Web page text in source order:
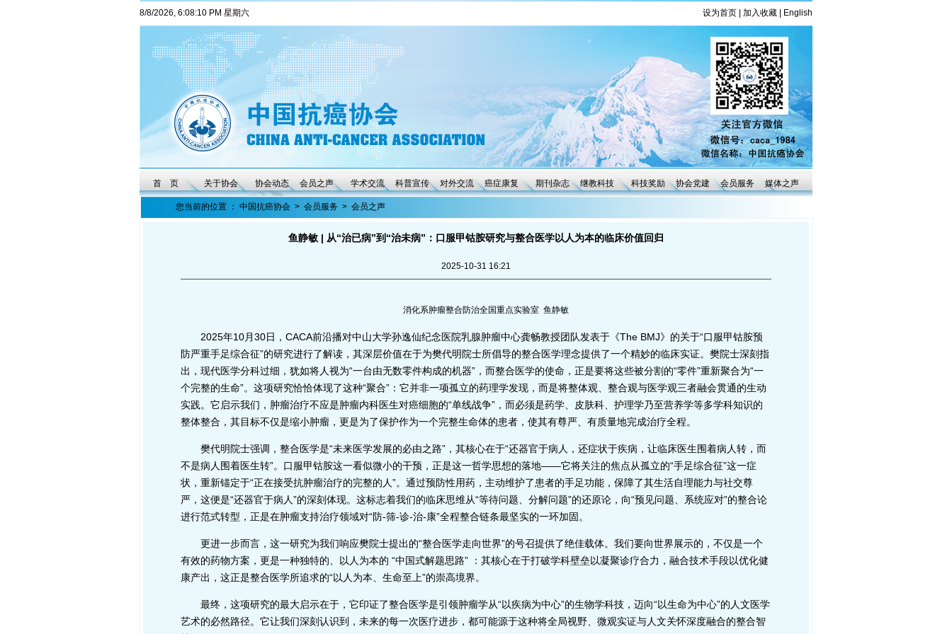
8/8/2026, 6:08:10 PM 星期六 设为首页 加入收藏 English
首 页 关于协会 协会动态 会员之声 学术交流 科普宣传 对外交流 癌症康复 期刊杂志 继教科技 科技奖励 协会党建 会员服务 媒体之声
您当前的位置 ： 中国抗癌协会 > 会员服务 > 会员之声
鱼静敏 | 从“治已病”到“治未病”：口服甲钴胺研究与整合医学以人为本的临床价值回归
2025-10-31 16:21
消化系肿瘤整合防治全国重点实验室 鱼静敏
2025年10月30日，CACA前沿播对中山大学孙逸仙纪念医院乳腺肿瘤中心龚畅教授团队发表于《The BMJ》的关于“口服甲钴胺预
防严重手足综合征”的研究进行了解读，其深层价值在于为樊代明院士所倡导的整合医学理念提供了一个精妙的临床实证。樊院士深刻指
出，现代医学分科过细，犹如将人视为“一台由无数零件构成的机器”，而整合医学的使命，正是要将这些被分割的“零件”重新聚合为“一
个完整的生命”。这项研究恰恰体现了这种“聚合”：它并非一项孤立的药理学发现，而是将整体观、整合观与医学观三者融会贯通的生动
实践。它启示我们，肿瘤治疗不应是肿瘤内科医生对癌细胞的“单线战争”，而必须是药学、皮肤科、护理学乃至营养学等多学科知识的
整体整合，其目标不仅是缩小肿瘤，更是为了保护作为一个完整生命体的患者，使其有尊严、有质量地完成治疗全程。
樊代明院士强调，整合医学是“未来医学发展的必由之路”，其核心在于“还器官于病人，还症状于疾病，让临床医生围着病人转，而
不是病人围着医生转”。口服甲钴胺这一看似微小的干预，正是这一哲学思想的落地——它将关注的焦点从孤立的“手足综合征”这一症
状，重新锚定于“正在接受抗肿瘤治疗的完整的人”。通过预防性用药，主动维护了患者的手足功能，保障了其生活自理能力与社交尊
严，这便是“还器官于病人”的深刻体现。这标志着我们的临床思维从“等待问题、分解问题”的还原论，向“预见问题、系统应对”的整合论
进行范式转型，正是在肿瘤支持治疗领域对“防-筛-诊-治-康”全程整合链条最坚实的一环加固。
更进一步而言，这一研究为我们响应樊院士提出的“整合医学走向世界”的号召提供了绝佳载体。我们要向世界展示的，不仅是一个
有效的药物方案，更是一种独特的、以人为本的 “中国式解题思路” ：其核心在于打破学科壁垒以凝聚诊疗合力，融合技术手段以优化健
康产出，这正是整合医学所追求的“以人为本、生命至上”的崇高境界。
最终，这项研究的最大启示在于，它印证了整合医学是引领肿瘤学从“以疾病为中心”的生物学科技，迈向“以生命为中心”的人文医学
艺术的必然路径。它让我们深刻认识到，未来的每一次医疗进步，都可能源于这种将全局视野、微观实证与人文关怀深度融合的整合智